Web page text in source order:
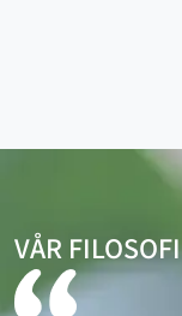
VÅR FILOSOFI